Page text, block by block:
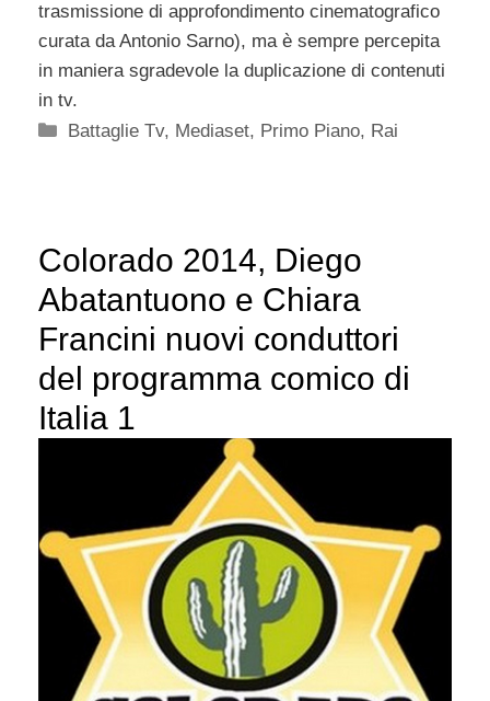
trasmissione di approfondimento cinematografico
curata da Antonio Sarno), ma è sempre percepita
in maniera sgradevole la duplicazione di contenuti
in tv.
Categorie
Battaglie Tv, Mediaset, Primo Piano, Rai
Colorado 2014, Diego
Abatantuono e Chiara
Francini nuovi conduttori
del programma comico di
Italia 1